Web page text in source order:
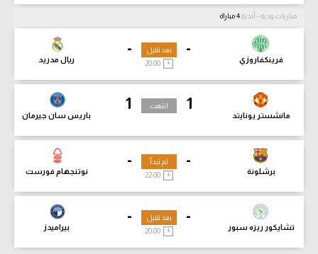
مباريات ودية - أندية
-
فرينكفاروزي
-
ريال مدريد
بعد قليل
1
مانشستر يونايتد
1
باريس سان جيرمان
انتهت
-
برشلونة
-
نوتنجهام فورست
لم تبدأ
-
تشايكور ريزه سبور
-
بيراميدز
بعد قليل